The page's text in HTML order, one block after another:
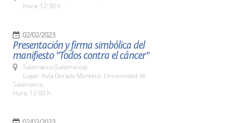
Hora: 12:30 h.
02/02/2023
Presentación y firma simbólica del
manifiesto "Todos contra el cáncer"
Salamanca (Salamanca)
Lugar: Aula Dorado Montero. Universidad de
Salamanca.
Hora: 12:00 h.